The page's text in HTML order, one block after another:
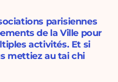
parisiennes
de la Ville pour
activités. Et si
mettiez au tai chi